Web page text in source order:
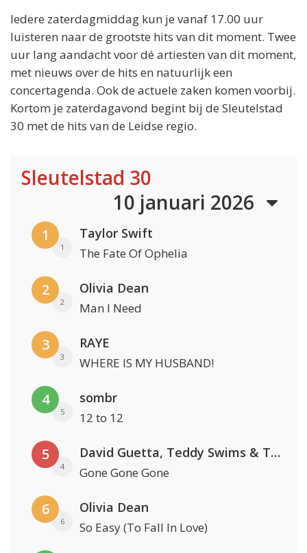
Iedere zaterdagmiddag kun je vanaf 17.00 uur
luisteren naar de grootste hits van dit moment. Twee
uur lang aandacht voor dé artiesten van dit moment,
met nieuws over de hits en natuurlijk een
concertagenda. Ook de actuele zaken komen voorbij.
Kortom je zaterdagavond begint bij de Sleutelstad
30 met de hits van de Leidse regio.
Sleutelstad 30
10 januari 2026
1
1
Taylor Swift
The Fate Of Ophelia
2
2
Olivia Dean
Man I Need
3
3
RAYE
WHERE IS MY HUSBAND!
4
5
sombr
12 to 12
5
4
David Guetta, Teddy Swims & Tones And I
Gone Gone Gone
6
6
Olivia Dean
So Easy (To Fall In Love)